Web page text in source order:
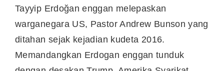
Tayyip Erdoğan enggan melepaskan
warganegara US, Pastor Andrew Bunson yang
ditahan sejak kejadian kudeta 2016.
Memandangkan Erdogan enggan tunduk